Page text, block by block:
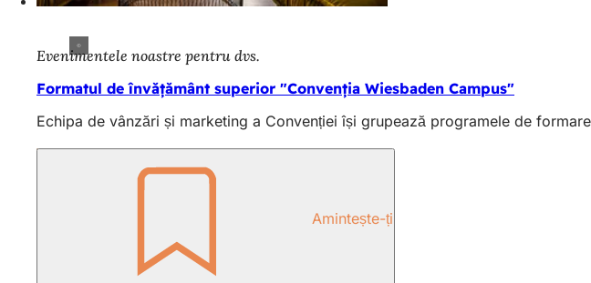
Evenimentele noastre pentru dvs.
Formatul de învățământ superior "Convenția Wiesbaden Campus"
Echipa de vânzări și marketing a Convenției își grupează programele de
Amintește-ți